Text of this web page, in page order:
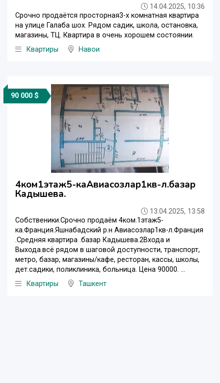
14.04.2025, 10:36
Срочно продаётся просторная3-х комнатная квартира
на улице Галаба шох. Рядом садик, школа, остановка,
магазины, ТЦ. Квартира в очень хорошем состоянии.
Квартиры
Навои
90 000 $
4ком1этаж5-каАвиасозлар1кв-л.базар
Кадышева.
13.04.2025, 13:58
Собственики.Срочно продаём 4ком.1этаж5-
ка.Франция.Яшнабадский р.н Авиасозлар1кв-л.Франция
.Средняя квартира .базар Кадышева.2Входа и
Выхода.всё рядом в шаговой доступности, транспорт,
метро, базар, магазины/кафе, ресторан, кассы, школы,
дет.садики, поликлиника, больница. Цена 90000. ...
Квартиры
Ташкент